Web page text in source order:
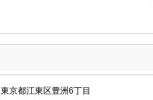
東京都江東区豊洲6丁目